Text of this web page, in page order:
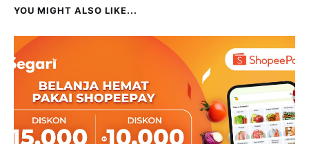
YOU MIGHT ALSO LIKE...